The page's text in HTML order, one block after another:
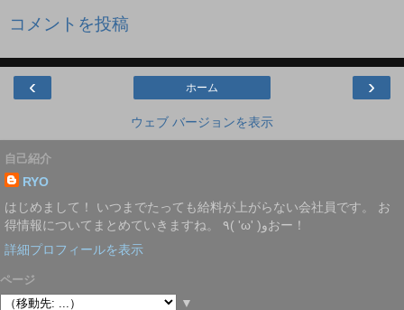
コメントを投稿
‹ ›
ホーム
ウェブ バージョンを表示
自己紹介
RYO
はじめまして！ いつまでたっても給料が上がらない会社員です。 お
得情報についてまとめていきますね。 ٩( 'ω' )وおー！
詳細プロフィールを表示
ページ
▼